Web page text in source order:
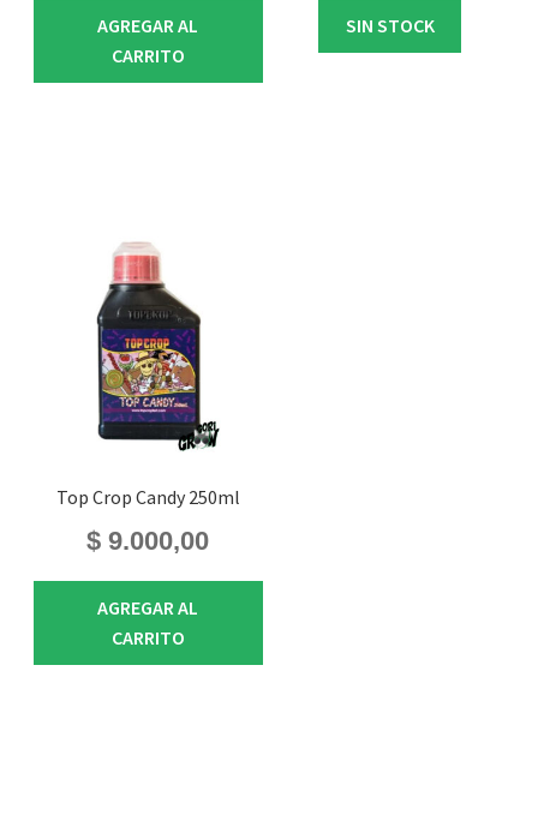
AGREGAR AL
CARRITO
SIN STOCK
Top Crop Candy 250ml
$ 9.000,00
AGREGAR AL
CARRITO